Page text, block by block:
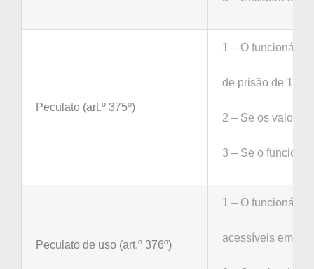
Peculato (art.º 375º)
1 – O funcionário
de prisão de 1 a
2 – Se os valores
3 – Se o
Peculato de uso (art.º 376º)
1 – O funcionário
acessíveis em